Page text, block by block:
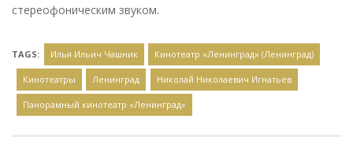
стереофоническим звуком.
TAGS: Илья Ильич Чашник Кинотеатр «Ленинград» (Ленинград)
Кинотеатры Ленинград Николай Николаевич Игнатьев
Панорамный кинотеатр «Ленинград»